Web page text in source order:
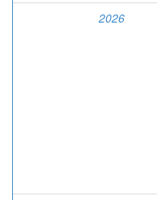
2026